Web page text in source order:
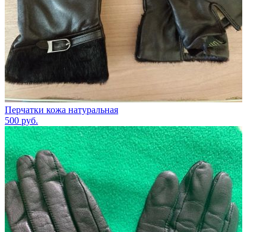
Перчатки кожа натуральная
500 руб.